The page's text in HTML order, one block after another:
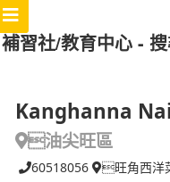
補習社/教育中心 - 搜
Kanghanna
油尖旺區
60518056 旺角西洋